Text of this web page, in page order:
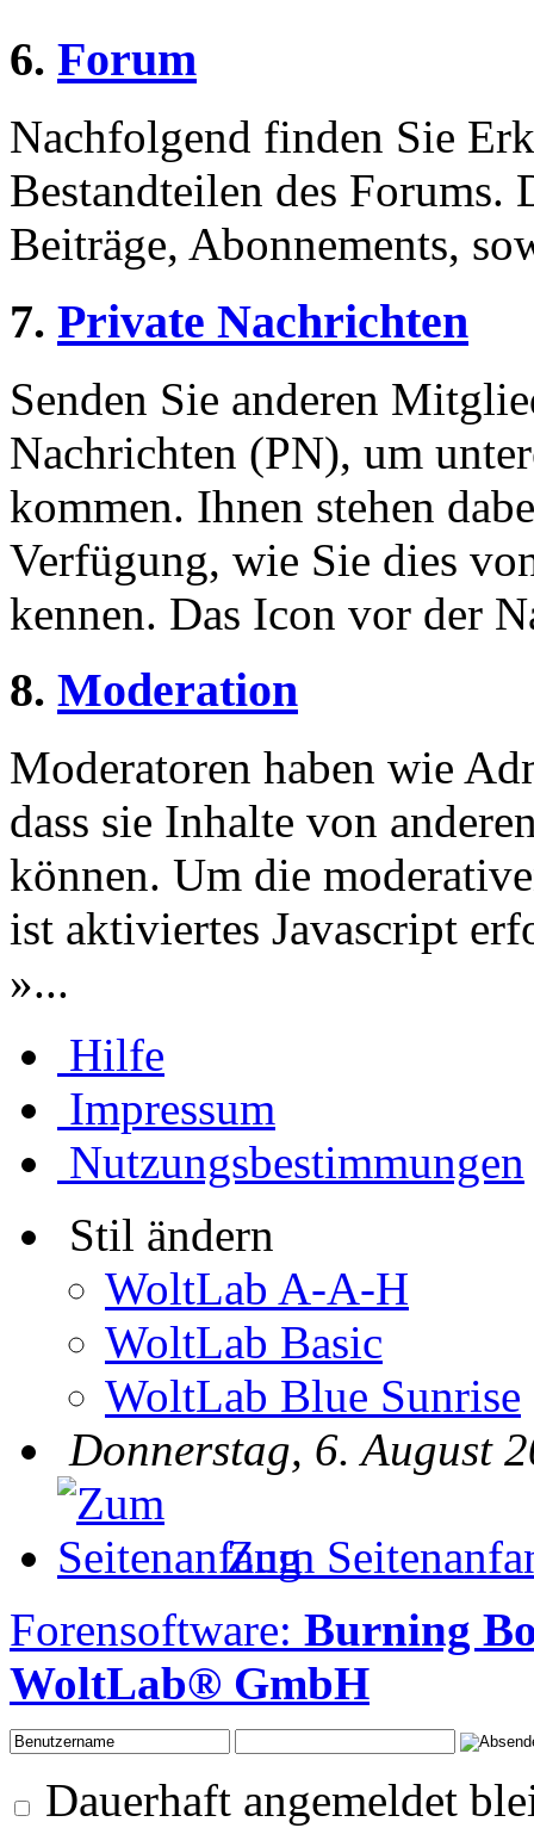
6. Forum
Nachfolgend finden Sie
Bestandteilen des Forums.
Beiträge, Abonnements,
7. Private Nachrichten
Senden Sie anderen
Nachrichten (PN), um
kommen. Ihnen stehen
Verfügung, wie Sie dies
kennen. Das Icon vor der
8. Moderation
Moderatoren haben wie
dass sie Inhalte von
können. Um die
ist aktiviertes Javascript
»...
Hilfe
Impressum
Nutzungsbestimmungen
Stil ändern
WoltLab A-A-H
WoltLab Basic
WoltLab Blue Sunrise
Donnerstag, 6. August
Zum
Forensoftware: Burning
WoltLab® GmbH
Dauerhaft angemeldet